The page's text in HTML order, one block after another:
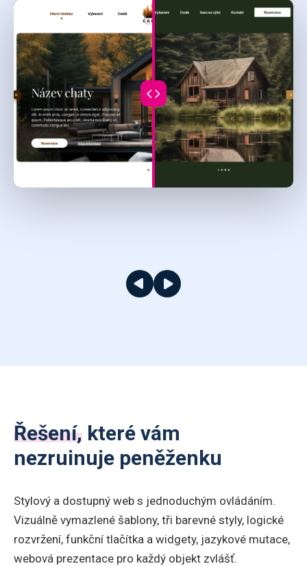
Řešení, které vám
nezruinuje peněženku
Stylový a dostupný web s jednoduchým ovládáním.
Vizuálně vymazlené šablony, tři barevné styly, logické
rozvržení, funkční tlačítka a widgety, jazykové mutace,
webová prezentace pro každý objekt zvlášť.